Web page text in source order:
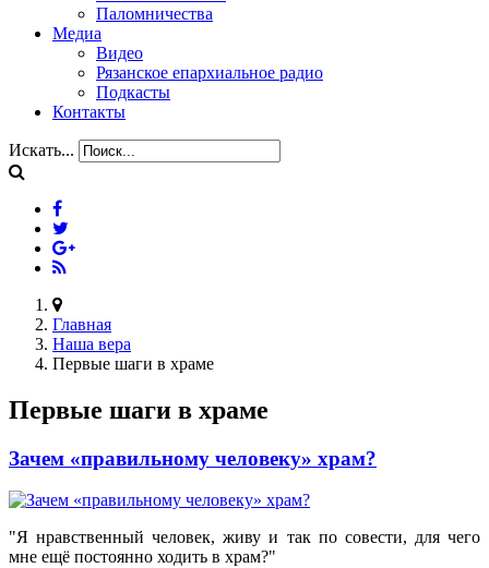
Паломничества
Медиа
Видео
Рязанское епархиальное радио
Подкасты
Контакты
Искать...
Главная
Наша вера
Первые шаги в храме
Первые шаги в храме
Зачем «правильному человеку» храм?
"Я нравственный человек, живу и так по совести, для чего
мне ещё постоянно ходить в храм?"